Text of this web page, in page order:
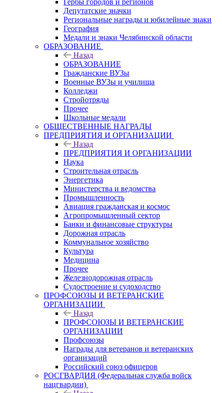
Гербы городов и регионов
Депутатские значки
Региональные награды и юбилейные знаки
География
Медали и знаки Челябинской области
ОБРАЗОВАНИЕ
Назад
ОБРАЗОВАНИЕ
Гражданские ВУЗы
Военные ВУЗы и училища
Колледжи
Стройотряды
Прочее
Школьные медали
ОБЩЕСТВЕННЫЕ НАГРАДЫ
ПРЕДПРИЯТИЯ И ОРГАНИЗАЦИИ
Назад
ПРЕДПРИЯТИЯ И ОРГАНИЗАЦИИ
Наука
Строительная отрасль
Энергетика
Министерства и ведомства
Промышленность
Авиация гражданская и космос
Агропромышленный сектор
Банки и финансовые структуры
Дорожная отрасль
Коммунальное хозяйство
Культура
Медицина
Прочее
Железнодорожная отрасль
Судостроение и судоходство
ПРОФСОЮЗЫ И ВЕТЕРАНСКИЕ
ОРГАНИЗАЦИИ
Назад
ПРОФСОЮЗЫ И ВЕТЕРАНСКИЕ
ОРГАНИЗАЦИИ
Профсоюзы
Награды для ветеранов и ветеранских
организаций
Российский союз офицеров
РОСГВАРДИЯ (Федеральная служба войск
нацгвардии)